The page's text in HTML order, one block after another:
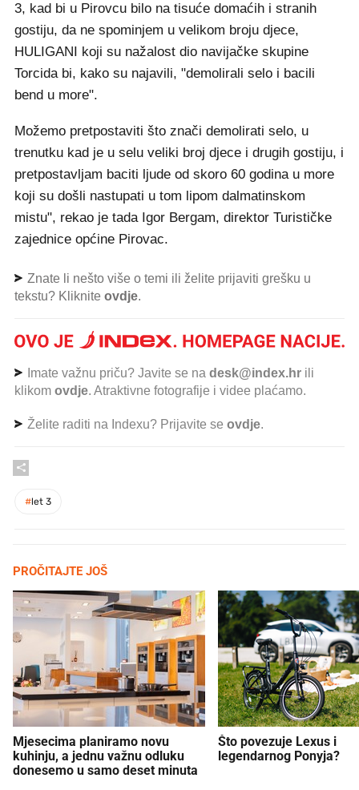
3, kad bi u Pirovcu bilo na tisuće domaćih i stranih
gostiju, da ne spominjem u velikom broju djece,
HULIGANI koji su nažalost dio navijačke skupine
Torcida bi, kako su najavili, "demolirali selo i bacili
bend u more".
Možemo pretpostaviti što znači demolirati selo, u
trenutku kad je u selu veliki broj djece i drugih gostiju, i
pretpostavljam baciti ljude od skoro 60 godina u more
koji su došli nastupati u tom lipom dalmatinskom
mistu", rekao je tada Igor Bergam, direktor Turističke
zajednice općine Pirovac.
Znate li nešto više o temi ili želite prijaviti grešku u
tekstu? Kliknite ovdje.
Imate važnu priču? Javite se na desk@index.hr ili
klikom ovdje. Atraktivne fotografije i videe plaćamo.
Želite raditi na Indexu? Prijavite se ovdje.
#let 3
PROČITAJTE JOŠ
Mjesecima planiramo novu
kuhinju, a jednu važnu odluku
donesemo u samo deset minuta
Što povezuje Lexus i
legendarnog Ponyja?